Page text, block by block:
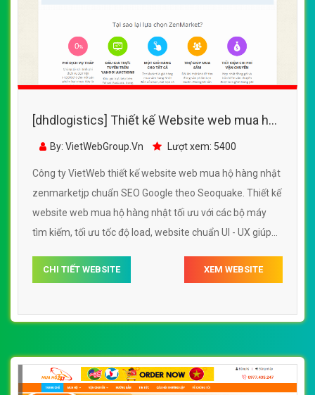
[dhdlogistics] Thiết kế Website web mua hộ
hàng nhật - zenmarketjp
By: VietWebGroup.Vn Lượt xem: 5400
Công ty VietWeb thiết kế website web mua hộ hàng nhật
zenmarketjp chuẩn SEO Google theo Seoquake. Thiết kế
website web mua hộ hàng nhật tối ưu với các bộ máy
tìm kiếm, tối ưu tốc độ load, website chuẩn UI - UX giúp
hàng nhật zenmarketjp
CHI TIẾT WEBSITE XEM WEBSITE